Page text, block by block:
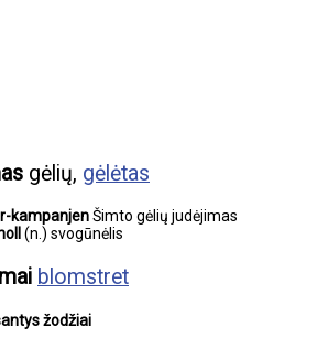
gėlių, gėlėtas
kampanjenŠimto gėlių judėjimas
(n.) svogūnėlis
blomstret
žodžiai